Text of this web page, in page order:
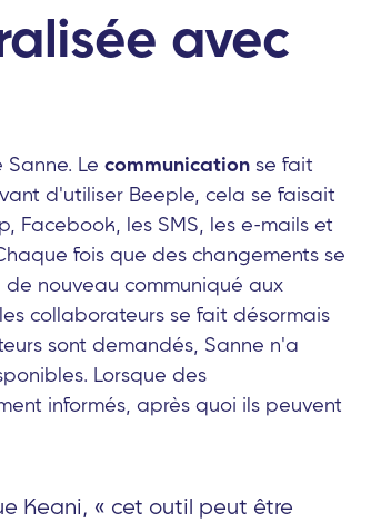
avec
Le communication se fait
d'utiliser Beeple, cela se faisait
Facebook, les SMS, les e-mails et
fois que des changements se
nouveau communiqué aux
collaborateurs se fait désormais
sont demandés, Sanne n'a
Lorsque des
informés, après quoi ils peuvent
Keani, « cet outil peut être